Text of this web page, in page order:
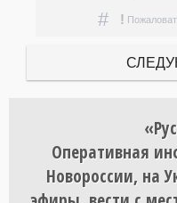
# !
Оперативная
Новороссии, на